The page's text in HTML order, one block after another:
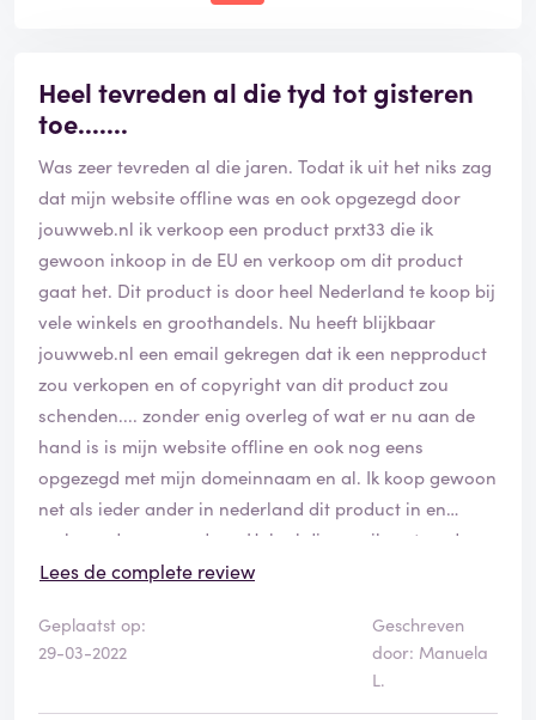
Heel tevreden al die tyd tot gisteren
toe.......
Was zeer tevreden al die jaren. Todat ik uit het niks zag
dat mijn website offline was en ook opgezegd door
jouwweb.nl ik verkoop een product prxt33 die ik
gewoon inkoop in de EU en verkoop om dit product
gaat het. Dit product is door heel Nederland te koop bij
vele winkels en groothandels. Nu heeft blijkbaar
jouwweb.nl een email gekregen dat ik een nepproduct
zou verkopen en of copyright van dit product zou
schenden.... zonder enig overleg of wat er nu aan de
hand is is mijn website offline en ook nog eens
opgezegd met mijn domeinnaam en al. Ik koop gewoon
net als ieder ander in nederland dit product in en
verkoop deze weer door. Heb al div email gestuurd
naar jouwweb maar of geen gehoor of alleen dat ik
hebben gehad. Nu ben ik een betalende klant van
jouwweb en die uit italie zomaar een email schrijft en
die ze geloven zonder enig onderzoek te verrichten of
Lees de complete review
Geplaatst op:
29-03-2022
Geschreven
door: Manuela
L.